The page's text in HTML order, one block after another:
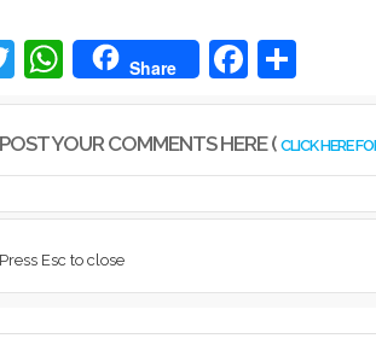
Twitter WhatsAppShare Facebook
POST YOUR COMMENTS HERE ( CLICK HERE
Press Esc to close